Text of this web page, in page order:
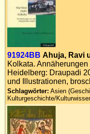
91924BB Ahuja, Ravi
Kolkata.
Heidelberg: Draupadi
und Illustrationen,
Schlagwörter: Asien
Kulturgeschichte/